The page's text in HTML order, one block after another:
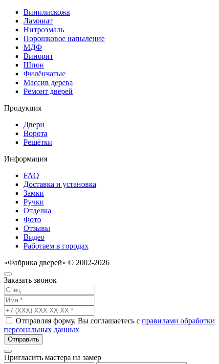
Винилискожа
Ламинат
Нитроэмаль
Порошковое напыление
МДФ
Винорит
Шпон
Филёнчатые
Массив дерева
Ремонт дверей
Продукция
Двери
Ворота
Решётки
Информация
FAQ
Доставка и установка
Замки
Ручки
Отделка
Фото
Отзывы
Видео
Работаем в городах
«Фабрика дверей» © 2002-2026
Заказать звонок
Отправляя форму, Вы соглашаетесь с правилами обработки
персональных данных
Отправить
Пригласить мастера на замер